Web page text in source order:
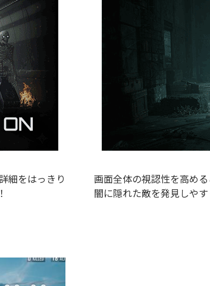
細をはっきり
画面全体の視認性を高め
闇に隠れた敵を発見しやす